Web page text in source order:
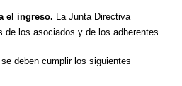
el ingreso. La Junta Directiva
de los asociados y de los adherentes.
deben cumplir los siguientes